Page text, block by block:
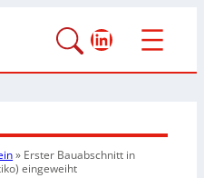
LinkedIn
» Erster Bauabschnitt in
eingeweiht